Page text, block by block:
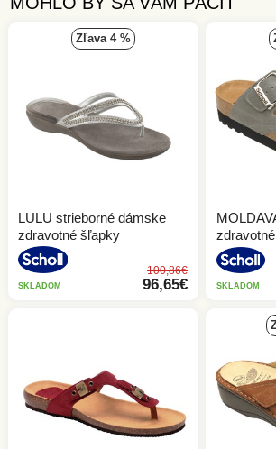
zľava 4 %
LULU strieborné dámske
zdravotné šľapky
100,86€
96,65€
SKLADOM SKLADOM